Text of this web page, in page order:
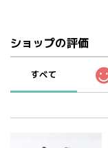
ショップの評価
すべて